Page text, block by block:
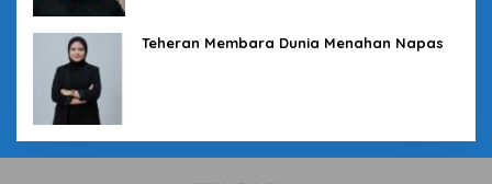
Teheran Membara Dunia Menahan Napas